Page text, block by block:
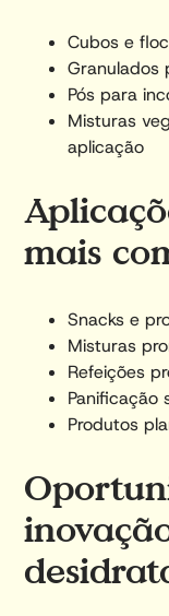
Cubos e
Granulados
Pós para
Misturas
aplicação
mais
Snacks e
Misturas
Refeições
Panificação
Produtos